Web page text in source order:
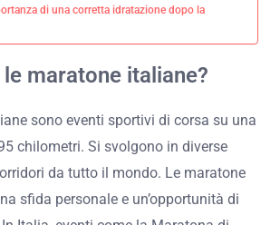
di una corretta idratazione dopo la
maratone italiane?
sono eventi sportivi di corsa su una
chilometri. Si svolgono in diverse
da tutto il mondo. Le maratone
sfida personale e un’opportunità di